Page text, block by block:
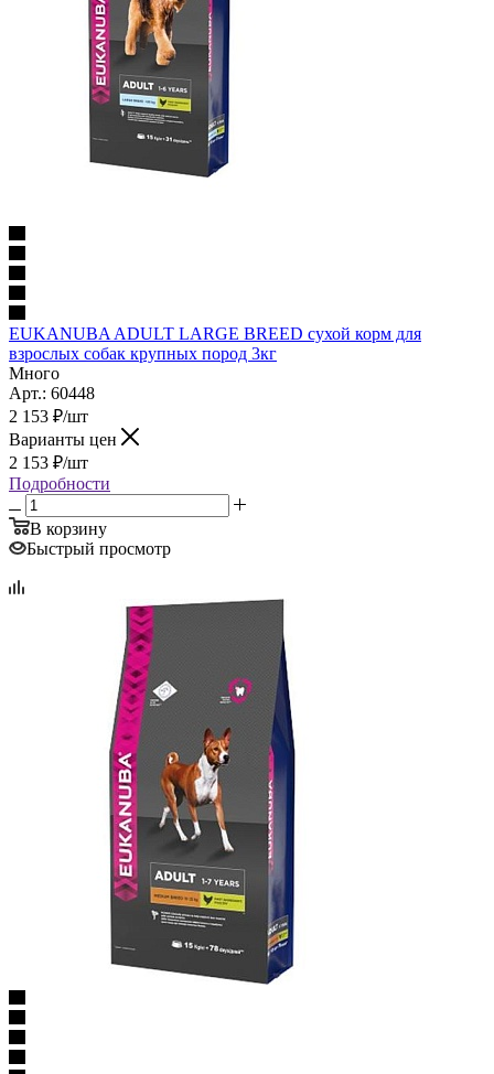
EUKANUBA ADULT LARGE BREED сухой корм для
взрослых собак крупных пород 3кг
Много
Арт.: 60448
2 153 ₽/шт
Варианты цен
2 153 ₽/шт
Подробности
В корзину
Быстрый просмотр